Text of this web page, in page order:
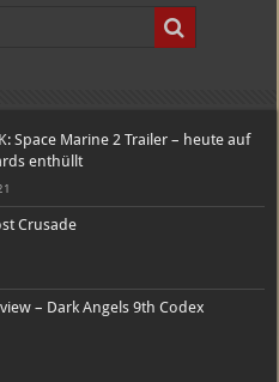
Space Marine 2 Trailer – heute auf
enthüllt
Crusade
– Dark Angels 9th Codex